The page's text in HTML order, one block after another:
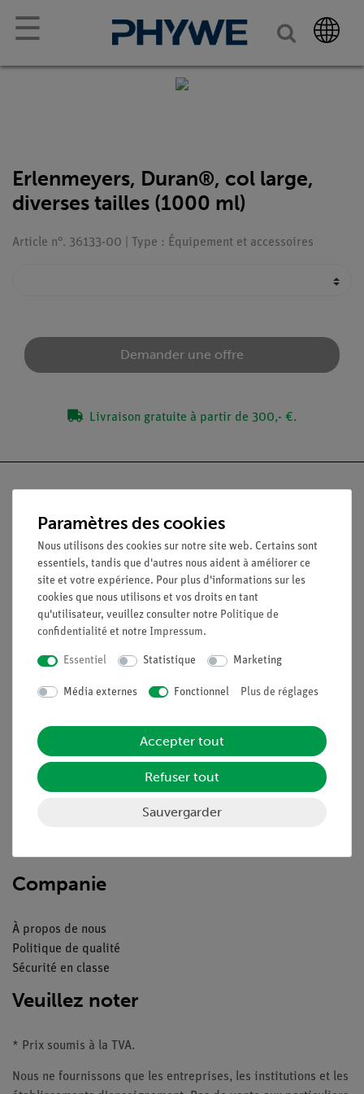
☰
Erlenmeyers, Duran®, col large,
diverses tailles (1000 ml)
Article n°. 36133-00 | Type : Équipement et accessoires
Demander une offre
Livraison gratuite à partir de 300,- €.
Légal
Contact
Conditions générales de vente
Mentions légales
Service
Aperçu du service
Téléchargements
Contacte service client
Companie
À propos de nous
Politique de qualité
Sécurité en classe
Veuillez noter
* Prix soumis à la TVA.
Nous ne fournissons que les entreprises, les institutions et les
Paramètres des cookies
Nous utilisons des cookies sur notre site web. Certains sont
essentiels, tandis que d'autres nous aident à améliorer ce
site et votre expérience. Pour plus d'informations sur les
cookies que nous utilisons et vos droits en tant
qu'utilisateur, veuillez consulter notre Politique de
confidentialité et notre Impressum.
Essentiel Statistique Marketing
Média externes Fonctionnel Plus de réglages
Accepter tout
Refuser tout
Sauvergarder